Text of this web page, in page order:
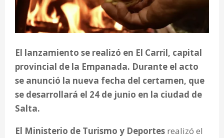
El lanzamiento se realizó en El Carril, capital
provincial de la Empanada. Durante el acto
se anunció la nueva fecha del certamen, que
se desarrollará el 24 de junio en la ciudad de
Salta.
El Ministerio de Turismo y Deportes realizó el